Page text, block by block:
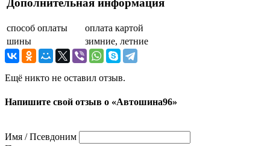
Дополнительная информация
способ оплаты
оплата картой
шины
зимние, летние
Ещё никто не оставил отзыв.
Напишите свой отзыв о «Автошина96»
Имя / Псевдоним